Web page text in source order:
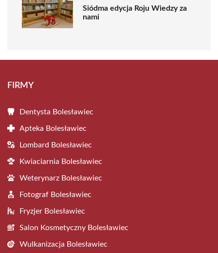
Siódma edycja Roju Wiedzy za
nami
FIRMY
Dentysta Bolesławiec
Apteka Bolesławiec
Lombard Bolesławiec
Kwiaciarnia Bolesławiec
Weterynarz Bolesławiec
Fotograf Bolesławiec
Fryzjer Bolesławiec
Salon Kosmetyczny Bolesławiec
Wulkanizacja Bolesławiec